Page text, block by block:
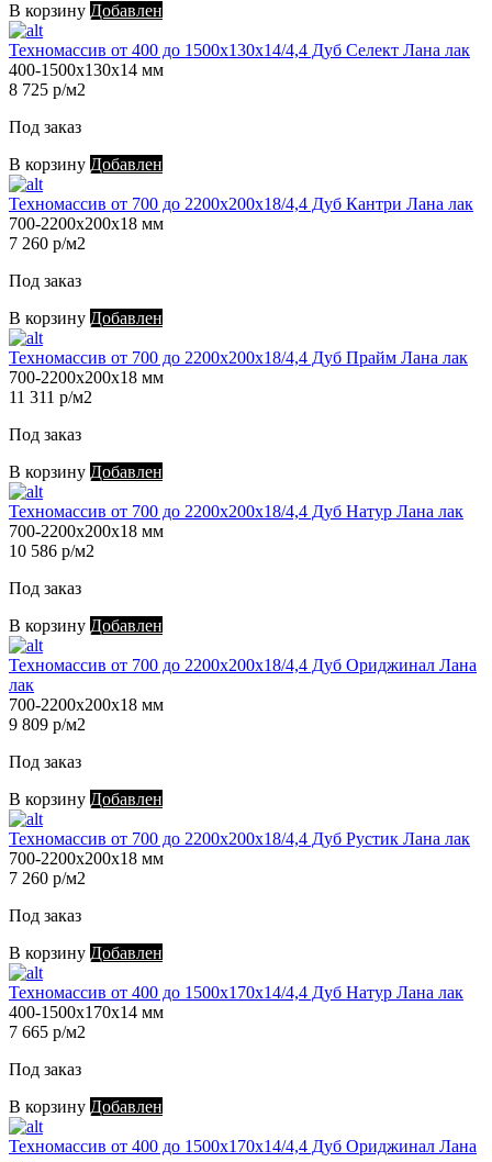
В корзину Добавлен
Техномассив от 400 до 1500х130х14/4,4 Дуб Селект Лана лак
400-1500х130х14 мм
8 725 р/м2
Под заказ
В корзину Добавлен
Техномассив от 700 до 2200х200х18/4,4 Дуб Кантри Лана лак
700-2200х200х18 мм
7 260 р/м2
Под заказ
В корзину Добавлен
Техномассив от 700 до 2200х200х18/4,4 Дуб Прайм Лана лак
700-2200х200х18 мм
11 311 р/м2
Под заказ
В корзину Добавлен
Техномассив от 700 до 2200х200х18/4,4 Дуб Натур Лана лак
700-2200х200х18 мм
10 586 р/м2
Под заказ
В корзину Добавлен
Техномассив от 700 до 2200х200х18/4,4 Дуб Ориджинал Лана
лак
700-2200х200х18 мм
9 809 р/м2
Под заказ
В корзину Добавлен
Техномассив от 700 до 2200х200х18/4,4 Дуб Рустик Лана лак
700-2200х200х18 мм
7 260 р/м2
Под заказ
В корзину Добавлен
Техномассив от 400 до 1500х170х14/4,4 Дуб Натур Лана лак
400-1500х170х14 мм
7 665 р/м2
Под заказ
В корзину Добавлен
Техномассив от 400 до 1500х170х14/4,4 Дуб Ориджинал Лана